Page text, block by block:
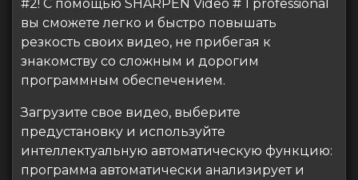
#2! С помощью SHARPEN Video # 1 professional
вы сможете легко и быстро повышать
резкость своих видео, не прибегая к
знакомству со сложным и дорогим
программным обеспечением.
Загрузите свое видео, выберите
предустановку и используйте
интеллектуальную автоматическую функцию:
программа автоматически анализирует и